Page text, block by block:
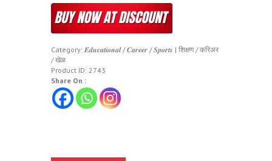
Category: 𝑬𝒅𝒖𝒄𝒂𝒕𝒊𝒐𝒏𝒂𝒍 / 𝑪𝒂𝒓𝒆𝒆𝒓 / 𝑺𝒑𝒐𝒓𝒕𝒔 | शिक्षण / करिअर
/ खेळ
Product ID: 2743
Share On :